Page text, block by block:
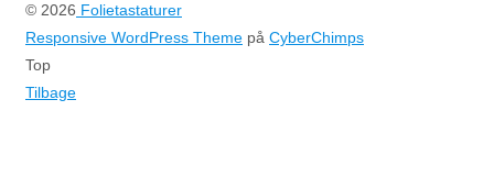
© 2026 Folietastaturer
Responsive WordPress Theme på CyberChimps
Top
Tilbage